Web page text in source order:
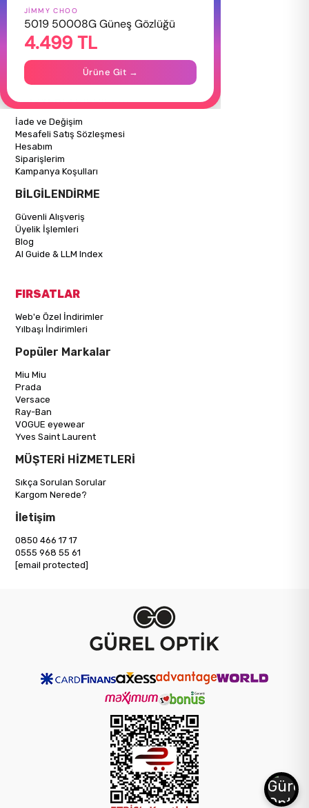
HAKKIMIZDA
Hakkımızda
Gizlilik Politikası
İletişim
Mağazalarımız
ALIŞVERİŞ BİLGİLERİ
İade ve Değişim
Mesafeli Satış Sözleşmesi
Hesabım
Siparişlerim
Kampanya Koşulları
BİLGİLENDİRME
Güvenli Alışveriş
Üyelik İşlemleri
Blog
AI Guide & LLM Index
FIRSATLAR
Web'e Özel İndirimler
Yılbaşı İndirimleri
Popüler Markalar
Miu Miu
Prada
Versace
Ray-Ban
VOGUE eyewear
Yves Saint Laurent
MÜŞTERİ HİZMETLERİ
Sıkça Sorulan Sorular
Kargom Nerede?
İletişim
0850 466 17 17
0555 968 55 61
[email protected]
JIMMY CHOO
5019 50008G Güneş Gözlüğü
4.499 TL
Ürüne Git →